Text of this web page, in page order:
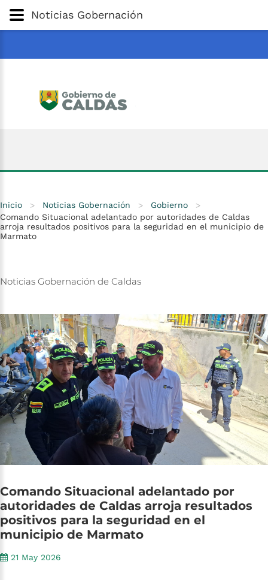
Gobernación de
Noticias Gobernación
Inicio > Noticias Gobernación > Gobierno
>
Comando Situacional adelantado por autoridades de Caldas
arroja resultados positivos para la seguridad en el municipio de
Marmato
Noticias Gobernación de Caldas
Comando Situacional adelantado por
autoridades de Caldas arroja resultados
positivos para la seguridad en el
municipio de Marmato
21 May 2026